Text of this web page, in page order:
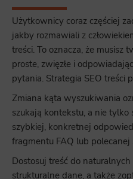
Użytkownicy coraz częściej
jakby rozmawiali z
treści. To oznacza, że musisz
proste, zwięzłe i
pytania. Strategia SEO treści
Zmiana kąta wyszukiwania
szukają kontekstu, a nie tylko
szybkiej, konkretnej
fragmentu FAQ lub polecanej
Dostosuj treść do
strukturalne dane, a także